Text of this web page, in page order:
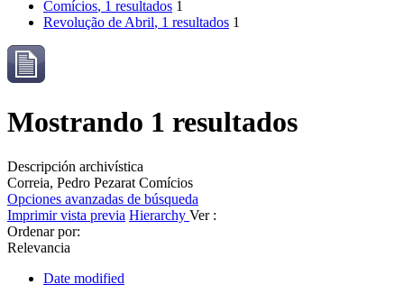
Comícios, 1 resultados 1
Revolução de Abril, 1 resultados 1
Mostrando 1 resultados
Descripción archivística
Correia, Pedro Pezarat Comícios
Opciones avanzadas de búsqueda
Imprimir vista previa Hierarchy Ver :
Ordenar por:
Relevancia
Date modified